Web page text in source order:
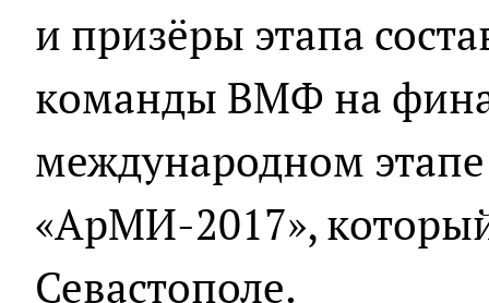
и призёры этапа
команды ВМФ на
международном
«АрМИ-2017»,
Севастополе.